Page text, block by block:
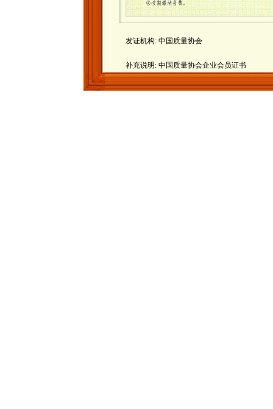
发证机构: 中国质量协会
补充说明: 中国质量协会企业会员证书